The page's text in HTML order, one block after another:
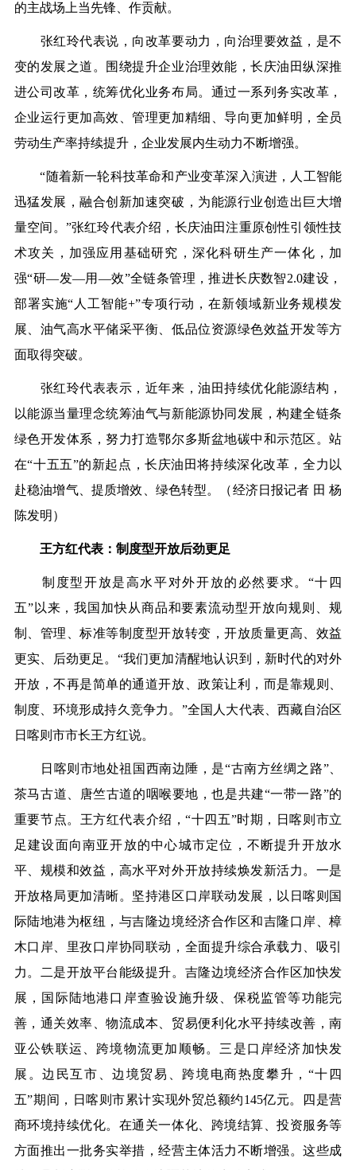
的主战场上当先锋、作贡献。
张红玲代表说，向改革要动力，向治理要效益，是不
变的发展之道。围绕提升企业治理效能，长庆油田纵深推
进公司改革，统筹优化业务布局。通过一系列务实改革，
企业运行更加高效、管理更加精细、导向更加鲜明，全员
劳动生产率持续提升，企业发展内生动力不断增强。
“随着新一轮科技革命和产业变革深入演进，人工智能
迅猛发展，融合创新加速突破，为能源行业创造出巨大增
量空间。”张红玲代表介绍，长庆油田注重原创性引领性技
术攻关，加强应用基础研究，深化科研生产一体化，加
强“研—发—用—效”全链条管理，推进长庆数智2.0建设，
部署实施“人工智能+”专项行动，在新领域新业务规模发
展、油气高水平储采平衡、低品位资源绿色效益开发等方
面取得突破。
张红玲代表表示，近年来，油田持续优化能源结构，
以能源当量理念统筹油气与新能源协同发展，构建全链条
绿色开发体系，努力打造鄂尔多斯盆地碳中和示范区。站
在“十五五”的新起点，长庆油田将持续深化改革，全力以
赴稳油增气、提质增效、绿色转型。（经济日报记者 田 杨
陈发明）
王方红代表：制度型开放后劲更足
制度型开放是高水平对外开放的必然要求。“十四
五”以来，我国加快从商品和要素流动型开放向规则、规
制、管理、标准等制度型开放转变，开放质量更高、效益
更实、后劲更足。“我们更加清醒地认识到，新时代的对外
开放，不再是简单的通道开放、政策让利，而是靠规则、
制度、环境形成持久竞争力。”全国人大代表、西藏自治区
日喀则市市长王方红说。
日喀则市地处祖国西南边陲，是“古南方丝绸之路”、
茶马古道、唐竺古道的咽喉要地，也是共建“一带一路”的
重要节点。王方红代表介绍，“十四五”时期，日喀则市立
足建设面向南亚开放的中心城市定位，不断提升开放水
平、规模和效益，高水平对外开放持续焕发新活力。一是
开放格局更加清晰。坚持港区口岸联动发展，以日喀则国
际陆地港为枢纽，与吉隆边境经济合作区和吉隆口岸、樟
木口岸、里孜口岸协同联动，全面提升综合承载力、吸引
力。二是开放平台能级提升。吉隆边境经济合作区加快发
展，国际陆地港口岸查验设施升级、保税监管等功能完
善，通关效率、物流成本、贸易便利化水平持续改善，南
亚公铁联运、跨境物流更加顺畅。三是口岸经济加快发
展。边民互市、边境贸易、跨境电商热度攀升，“十四
五”期间，日喀则市累计实现外贸总额约145亿元。四是营
商环境持续优化。在通关一体化、跨境结算、投资服务等
方面推出一批务实举措，经营主体活力不断增强。这些成